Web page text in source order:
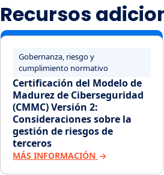
Recursos
Gobernanza, riesgo y
cumplimiento normativo
Certificación del Modelo de
Madurez de Ciberseguridad
(CMMC) Versión 2:
Consideraciones sobre la
gestión de riesgos de
terceros
MÁS INFORMACIÓN